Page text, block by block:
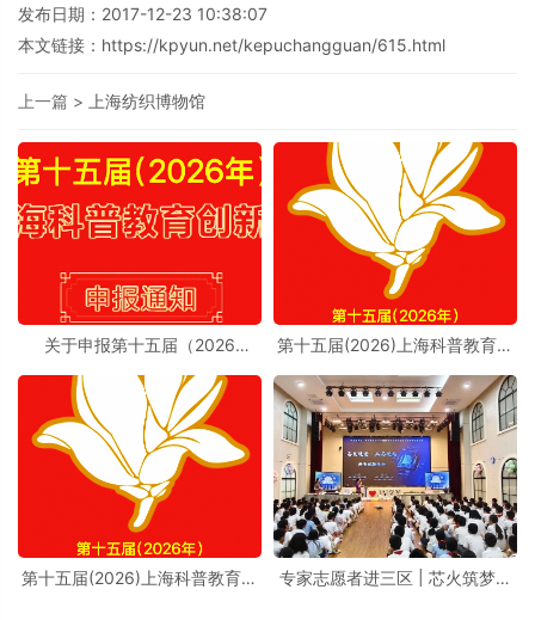
发布日期：2017-12-23 10:38:07
本文链接： https://kpyun.net/kepuchangguan/615.html
上一篇 > 上海纺织博物馆
关于申报第十五届（2026
知
第十五届(2026)上海科普教育创
第十五届(2026)上海科普教育创
专家志愿者进三区 | 芯火筑梦进